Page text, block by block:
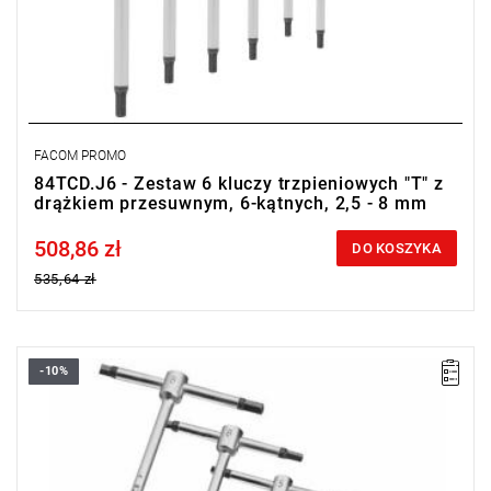
FACOM PROMO
84TCD.J6 - Zestaw 6 kluczy trzpieniowych "T" z
drążkiem przesuwnym, 6-kątnych, 2,5 - 8 mm
Price tax included
508,86 zł
535,64 zł
DO KOSZYKA
Zakres zestawu: 3 mm - 8 mm
Ilość elementów w zestawie: 5
-10%